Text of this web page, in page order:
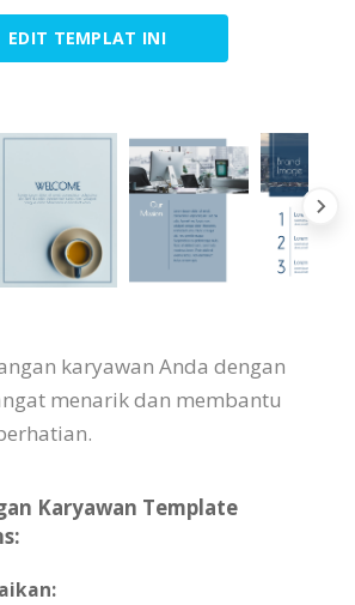
EDIT TEMPLAT INI
karyawan Anda dengan
menarik dan membantu
Karyawan Template